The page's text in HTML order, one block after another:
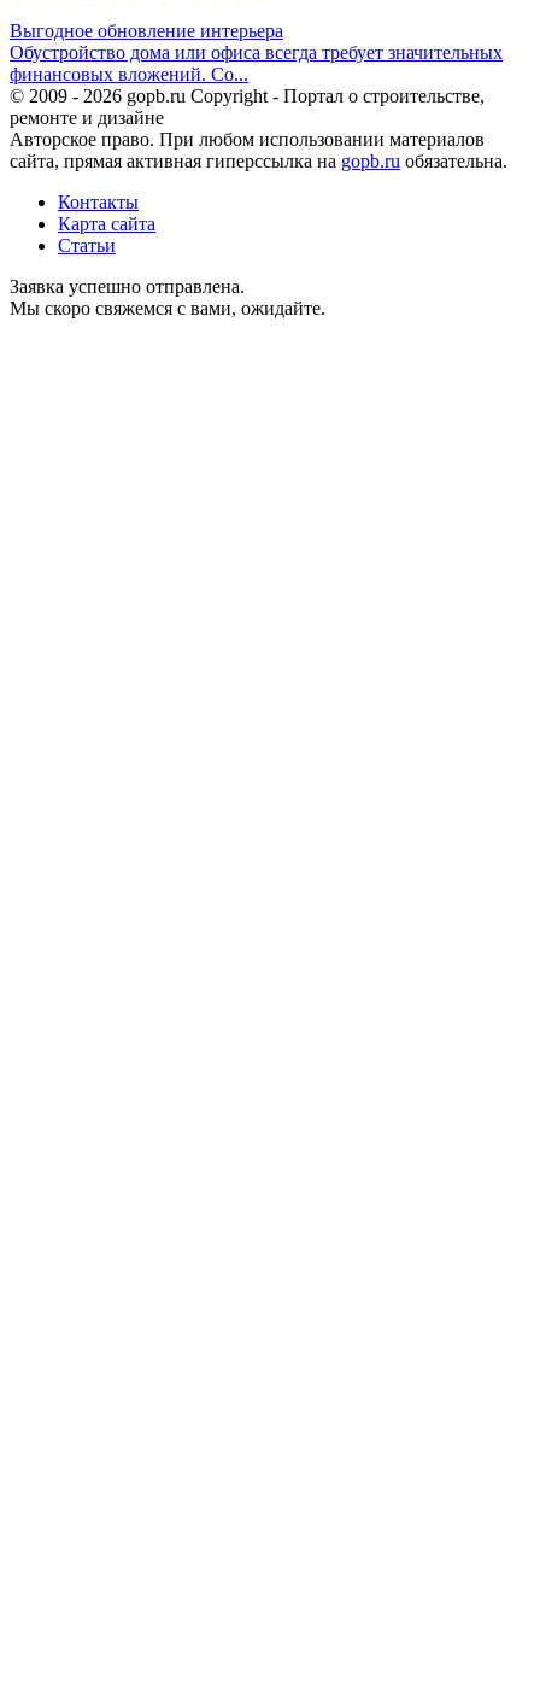
Выгодное обновление интерьера
Обустройство дома или офиса всегда требует значительных
финансовых вложений. Со...
© 2009 - 2026 gopb.ru Copyright - Портал о строительстве,
ремонте и дизайне
Авторское право. При любом использовании материалов
сайта, прямая активная гиперссылка на gopb.ru обязательна.
Контакты
Карта сайта
Статьи
Заявка успешно отправлена.
Мы скоро свяжемся с вами, ожидайте.